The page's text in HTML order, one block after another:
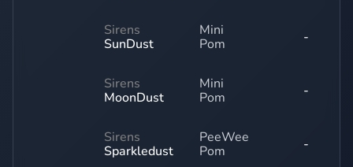
Sirens
SunDust
Mini
Pom
-
Sirens
MoonDust
Mini
Pom
-
Sirens
Sparkledust
PeeWee
Pom
-